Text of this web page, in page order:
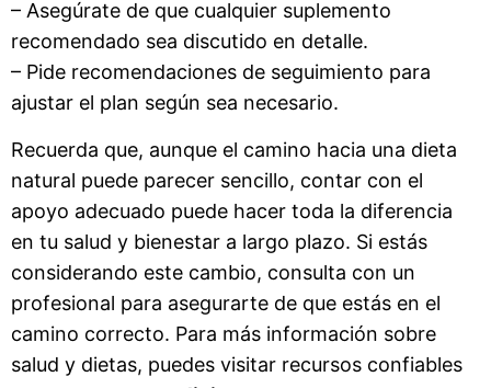
– Asegúrate de que cualquier suplemento
recomendado sea discutido en detalle.
– Pide recomendaciones de seguimiento para
ajustar el plan según sea necesario.
Recuerda que, aunque el camino hacia una dieta
natural puede parecer sencillo, contar con el
apoyo adecuado puede hacer toda la diferencia
en tu salud y bienestar a largo plazo. Si estás
considerando este cambio, consulta con un
profesional para asegurarte de que estás en el
camino correcto. Para más información sobre
salud y dietas, puedes visitar recursos confiables